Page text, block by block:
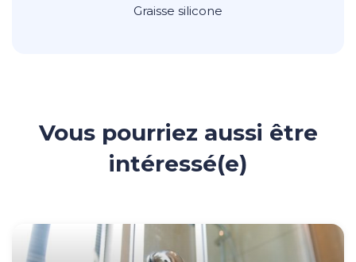
Graisse silicone
Vous pourriez aussi être
intéressé(e)